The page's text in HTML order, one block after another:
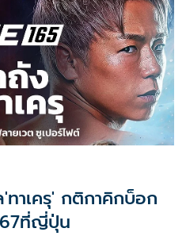
ส พูริช” มวยบู๊บ้าดีเดือด
นอยากจะปะทะกับจอมบู๊ขวัญใจ
นกติกาคิกบ็อกซิ่ง รุ่นฟลายเวต
าคิกบ็อก
ที่ญี่ปุ่น